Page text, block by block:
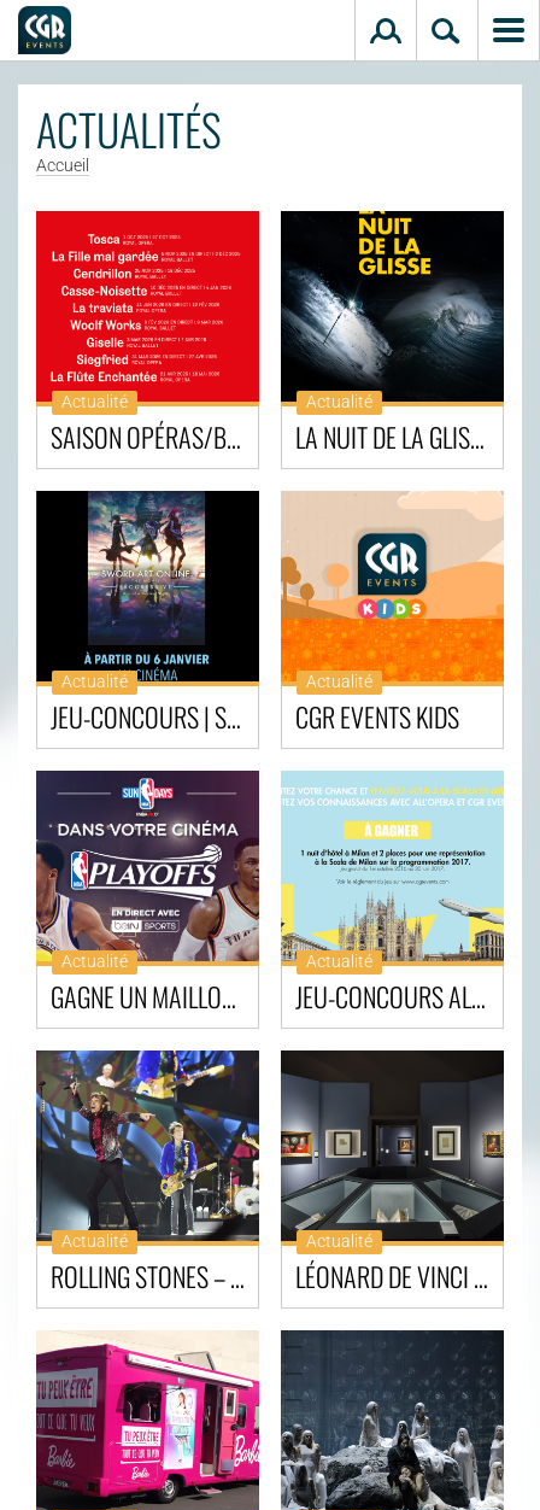
Aller au contenu principal
ACTUALITÉS
Accueil
Actualité
SAISON OPÉRAS/BALLETS 2025-2026
Actualité
LA NUIT DE LA GLISSE
Actualité
JEU-CONCOURS | SWORD ART ONLINE -PROGRESSIVE-
Actualité
CGR EVENTS KIDS
Actualité
GAGNE UN MAILLOT NBA !
Actualité
JEU-CONCOURS ALL’OPERA 2016-2017
Actualité
ROLLING STONES – HAVANA MOON CONCERT DE CUBA
Actualité
LÉONARD DE VINCI | LE GÉNIE À MILAN